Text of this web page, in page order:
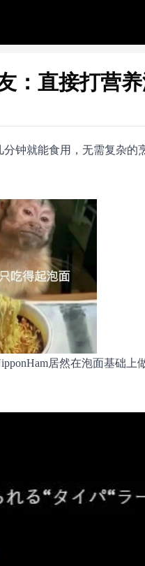
：直接打营
钟就能食用，无需复杂的
居然在泡面基础上